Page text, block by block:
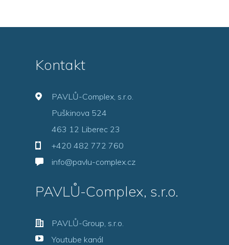
Kontakt
PAVLŮ-Complex, s.r.o.
Puškinova 524
463 12 Liberec 23
+420 482 772 760
info@pavlu-complex.cz
PAVLŮ-Complex, s.r.o.
PAVLŮ-Group, s.r.o.
Youtube kanál